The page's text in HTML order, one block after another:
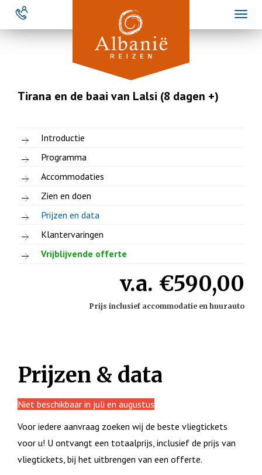
Overslaan
naar
Tirana en de baai van Lalsi (8 dagen +)
Introductie
Programma
Accommodaties
Zien en doen
Prijzen en data
Klantervaringen
Vrijblijvende offerte
v.a. €590,00
Prijs inclusief accommodatie en huurauto
Prijzen & data
Niet beschikbaar in juli en augustus
Voor iedere aanvraag zoeken wij de beste vliegtickets
voor u! U ontvangt een totaalprijs, inclusief de prijs van
vliegtickets, bij het uitbrengen van een offerte.